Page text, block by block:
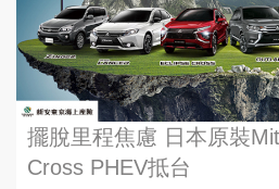
擺脫里程焦慮 日本原裝
Cross PHEV抵台